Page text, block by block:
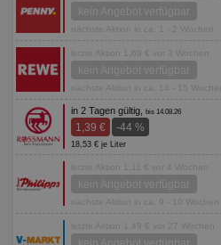
kein Angebot verfügbar
nächste Aktion in ca. 1 - 2 Wochen
letzte Aktion 1,69 € vor 3 Wochen
kein Angebot verfügbar
nächste Aktion in ca. 14 - 15 Wochen
in 2 Tagen gültig, bis 14.08.26
1,39 € -44 %
18,53 € je Liter
letzte Aktion 1,11 € vor 4 Wochen
kein Angebot verfügbar
nächste Aktion in ca. 9 - 10 Wochen
letzte Aktion 1,49 € vor 27 Wochen